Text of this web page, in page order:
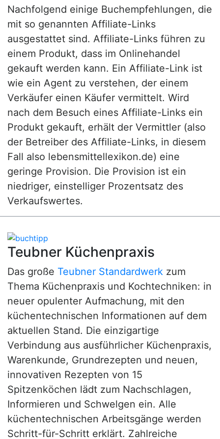
Nachfolgend einige Buchempfehlungen, die
mit so genannten Affiliate-Links
ausgestattet sind. Affiliate-Links führen zu
einem Produkt, dass im Onlinehandel
gekauft werden kann. Ein Affiliate-Link ist
wie ein Agent zu verstehen, der einem
Verkäufer einen Käufer vermittelt. Wird
nach dem Besuch eines Affiliate-Links ein
Produkt gekauft, erhält der Vermittler (also
der Betreiber des Affiliate-Links, in diesem
Fall also lebensmittellexikon.de) eine
geringe Provision. Die Provision ist ein
niedriger, einstelliger Prozentsatz des
Verkaufswertes.
Teubner Küchenpraxis
Das große Teubner Standardwerk zum
Thema Küchenpraxis und Kochtechniken: in
neuer opulenter Aufmachung, mit den
küchentechnischen Informationen auf dem
aktuellen Stand. Die einzigartige
Verbindung aus ausführlicher Küchenpraxis,
Warenkunde, Grundrezepten und neuen,
innovativen Rezepten von 15
Spitzenköchen lädt zum Nachschlagen,
Informieren und Schwelgen ein. Alle
küchentechnischen Arbeitsgänge werden
Schritt-für-Schritt erklärt. Zahlreiche